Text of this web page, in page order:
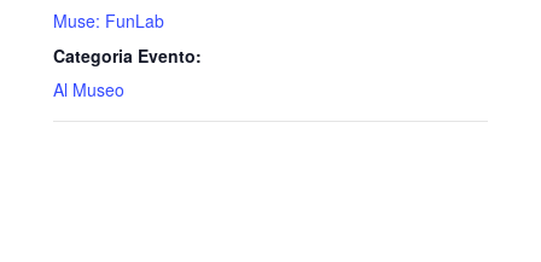
Muse: FunLab
Categoria Evento:
Al Museo